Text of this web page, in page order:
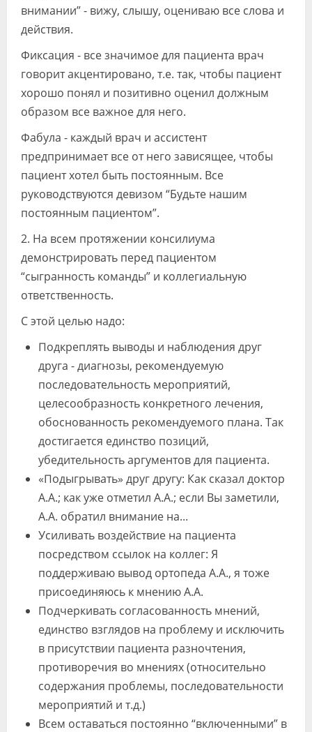
внимании” - вижу, слышу, оцениваю все слова и
действия.
Фиксация - все значимое для пациента врач
говорит акцентировано, т.е. так, чтобы пациент
хорошо понял и позитивно оценил должным
образом все важное для него.
Фабула - каждый врач и ассистент
предпринимает все от него зависящее, чтобы
пациент хотел быть постоянным. Все
руководствуются девизом “Будьте нашим
постоянным пациентом”.
2. На всем протяжении консилиума
демонстрировать перед пациентом
“сыгранность команды” и коллегиальную
ответственность.
С этой целью надо:
Подкреплять выводы и наблюдения друг
друга - диагнозы, рекомендуемую
последовательность мероприятий,
целесообразность конкретного лечения,
обоснованность рекомендуемого плана. Так
достигается единство позиций,
убедительность аргументов для пациента.
«Подыгрывать» друг другу: Как сказал доктор
А.А.; как уже отметил А.А.; если Вы заметили,
А.А. обратил внимание на...
Усиливать воздействие на пациента
посредством ссылок на коллег: Я
поддерживаю вывод ортопеда А.А., я тоже
присоединяюсь к мнению А.А.
Подчеркивать согласованность мнений,
единство взглядов на проблему и исключить
в присутствии пациента разночтения,
противоречия во мнениях (относительно
содержания проблемы, последовательности
мероприятий и т.д.)
Всем оставаться постоянно “включенными” в